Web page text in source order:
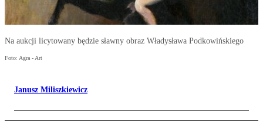
Na aukcji licytowany będzie sławny obraz Władysława Podkowińskiego
Foto: Agra - Art
Janusz Miliszkiewicz